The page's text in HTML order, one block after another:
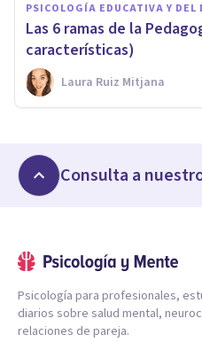
PSICOLOGÍA EDUCATIVA Y DEL
Las 6 ramas de la
características)
Laura Ruiz Mitjana
Consulta a
Psicología para profesionales,
diarios sobre salud mental,
relaciones de pareja.